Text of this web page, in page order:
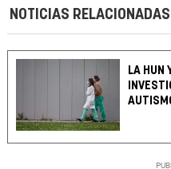
NOTICIAS RELACIONADAS
LA HUN